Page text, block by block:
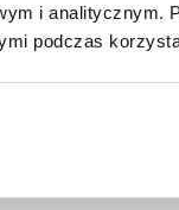
i analitycznym.
podczas
(kaszmir)